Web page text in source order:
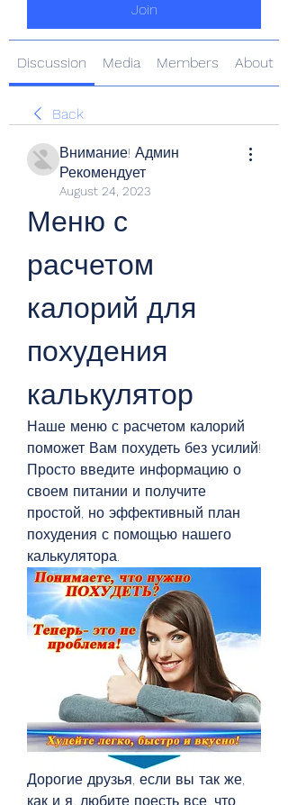
Join
Discussion Media Members About
Back
Внимание! Админ
Рекомендует
August 24, 2023
Меню с
расчетом
калорий для
похудения
калькулятор
Наше меню с расчетом калорий
поможет Вам похудеть без усилий!
Просто введите информацию о
своем питании и получите
простой, но эффективный план
похудения с помощью нашего
калькулятора.
Дорогие друзья, если вы так же,
как и я, любите поесть все, что